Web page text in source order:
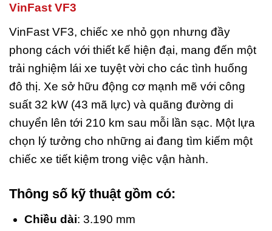
VinFast VF3
VinFast VF3, chiếc xe nhỏ gọn nhưng đầy
phong cách với thiết kế hiện đại, mang đến một
trải nghiệm lái xe tuyệt vời cho các tình huống
đô thị. Xe sở hữu động cơ mạnh mẽ với công
suất 32 kW (43 mã lực) và quãng đường di
chuyển lên tới 210 km sau mỗi lần sạc. Một lựa
chọn lý tưởng cho những ai đang tìm kiếm một
chiếc xe tiết kiệm trong việc vận hành.
Thông số kỹ thuật gồm có:
Chiều dài: 3.190 mm